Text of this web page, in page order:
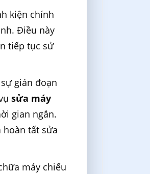
kiện chính
Điều này
tiếp tục sử
gián đoạn
sửa máy
gian ngắn.
hoàn tất sửa
máy chiếu